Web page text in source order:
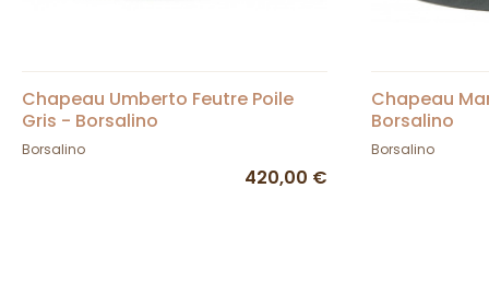
Chapeau Umberto Feutre Poile
Gris - Borsalino
Borsalino
420,00 €
Chapeau
Borsalino
Borsalino